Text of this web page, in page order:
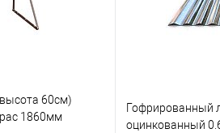
60см)
1860мм
Гофрированный
оцинкованный